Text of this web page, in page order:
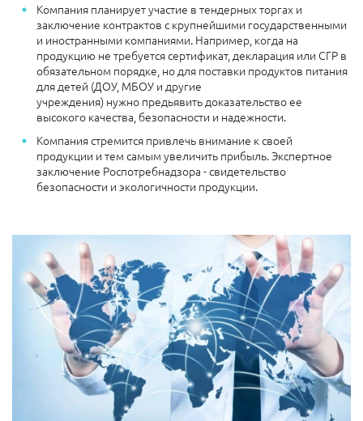
Компания планирует участие в тендерных торгах и
заключение контрактов с крупнейшими государственными
и иностранными компаниями. Например, когда на
продукцию не требуется сертификат, декларация или СГР в
обязательном порядке, но для поставки продуктов питания
для детей (ДОУ, МБОУ и другие
учреждения) нужно предьявить доказательство ее
высокого качества, безопасности и надежности.
Компания стремится привлечь внимание к своей
продукции и тем самым увеличить прибыль. Экспертное
заключение Роспотребнадзора - свидетельство
безопасности и экологичности продукции.